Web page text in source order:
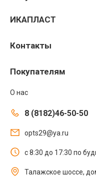
ИКАПЛАСТ
Контакты
Покупателям
О нас
8 (8182)46-50-50
opts29@ya.ru
с 8:30 до 17:30 по
Талажское шоссе,